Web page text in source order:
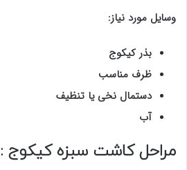
وسایل مورد نیاز:
بذر کیکوج
ظرف مناسب
دستمال نخی یا تنظیف
آب
مراحل کاشت سبزه کیکوج :